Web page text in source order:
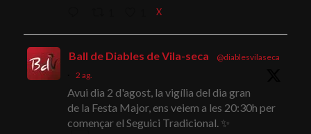
X
Ball de Diables de Vila-seca
@diablesvilaseca
2 ag.
Avui dia 2 d'agost, la vigília del dia gran
de la Festa Major, ens veiem a les 20:30h per
començar el Seguici Tradicional. ✨